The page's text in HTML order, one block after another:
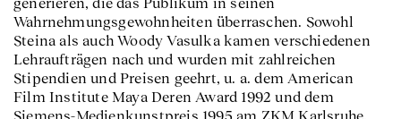
Wahrnehmungsgewohnheiten überraschen. Sowohl
Steina als auch Woody Vasulka kamen verschiedenen
Lehraufträgen nach und wurden mit zahlreichen
Stipendien und Preisen geehrt, u. a. dem American
Film Institute Maya Deren Award 1992 und dem
Siemens-Medienkunstpreis 1995 am ZKM Karlsruhe.